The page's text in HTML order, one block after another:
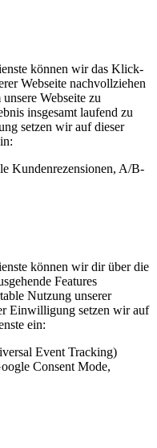
können wir das Klick-
Webseite nachvollziehen
Webseite zu
insgesamt laufend zu
setzen wir auf dieser
Kundenrezensionen, A/B-
können wir dir über die
Features
Nutzung unserer
Einwilligung setzen wir auf
ein:
Event Tracking)
Consent Mode,